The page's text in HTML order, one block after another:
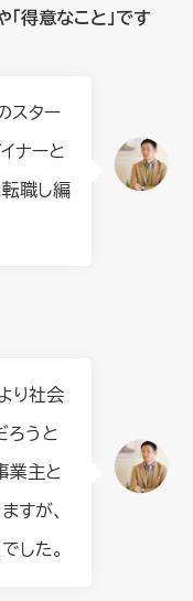
「得意なこと」です
スター
ナーと
転職し編
り社会
ろうと
業主と
すが、
した。